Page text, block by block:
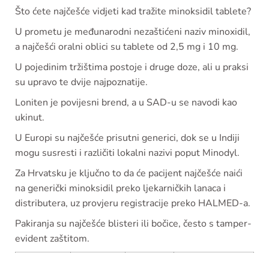
Što ćete najčešće vidjeti kad tražite minoksidil tablete?
U prometu je međunarodni nezaštićeni naziv minoxidil,
a najčešći oralni oblici su tablete od 2,5 mg i 10 mg.
U pojedinim tržištima postoje i druge doze, ali u praksi
su upravo te dvije najpoznatije.
Loniten je povijesni brend, a u SAD-u se navodi kao
ukinut.
U Europi su najčešće prisutni generici, dok se u Indiji
mogu susresti i različiti lokalni nazivi poput Minodyl.
Za Hrvatsku je ključno to da će pacijent najčešće naići
na generički minoksidil preko ljekarničkih lanaca i
distributera, uz provjeru registracije preko HALMED-a.
Pakiranja su najčešće blisteri ili bočice, često s tamper-
evident zaštitom.